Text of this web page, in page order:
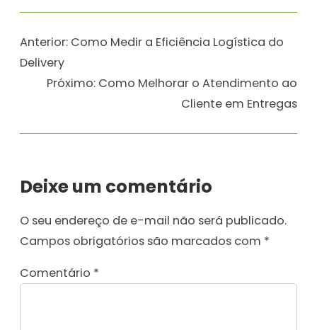
Anterior: Como Medir a Eficiência Logística do
Delivery
Próximo: Como Melhorar o Atendimento ao
Cliente em Entregas
Deixe um comentário
O seu endereço de e-mail não será publicado.
Campos obrigatórios são marcados com *
Comentário *